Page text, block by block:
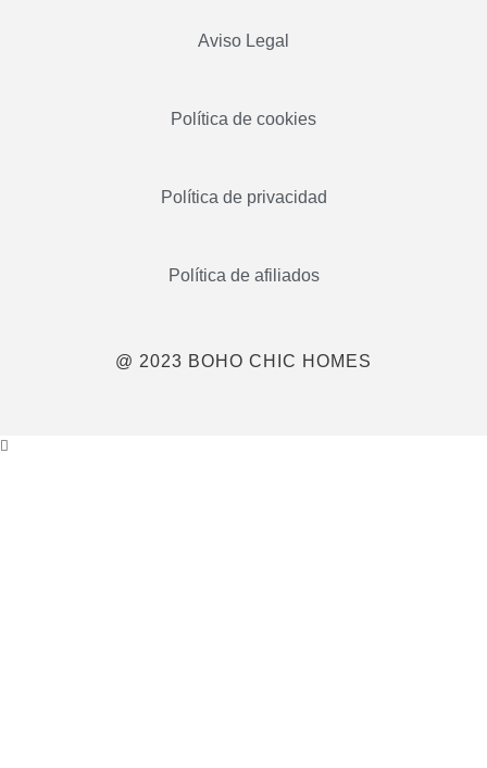
Aviso Legal
Política de cookies
Política de privacidad
Política de afiliados
@ 2023 BOHO CHIC HOMES